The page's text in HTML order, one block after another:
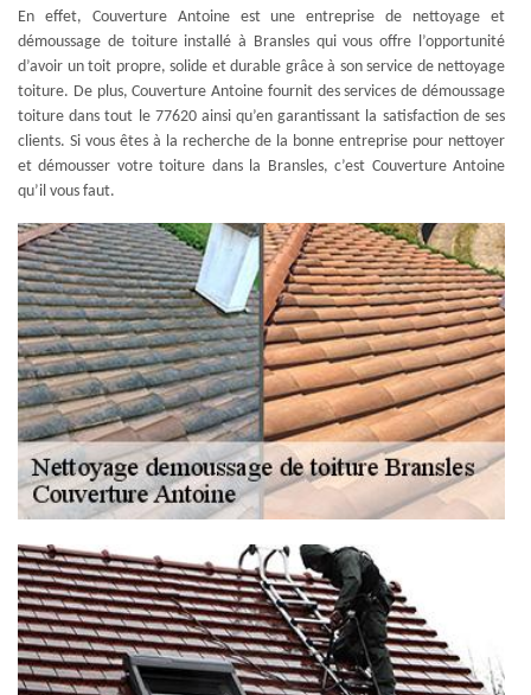
En effet, Couverture Antoine est une entreprise de nettoyage et
démoussage de toiture installé à Bransles qui vous offre l’opportunité
d’avoir un toit propre, solide et durable grâce à son service de nettoyage
toiture. De plus, Couverture Antoine fournit des services de démoussage
toiture dans tout le 77620 ainsi qu’en garantissant la satisfaction de ses
clients. Si vous êtes à la recherche de la bonne entreprise pour nettoyer
et démousser votre toiture dans la Bransles, c’est Couverture Antoine
qu’il vous faut.